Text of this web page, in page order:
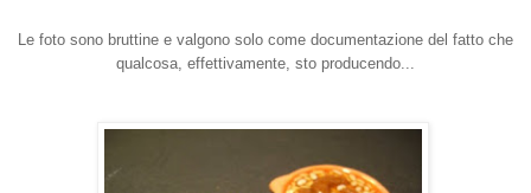
Le foto sono bruttine e valgono solo come documentazione del fatto che
qualcosa, effettivamente, sto producendo...